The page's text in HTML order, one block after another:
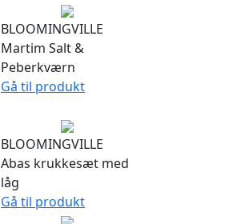
BLOOMINGVILLE
Martim Salt &
Peberkværn
Gå til produkt
BLOOMINGVILLE
Abas krukkesæt med
låg
Gå til produkt